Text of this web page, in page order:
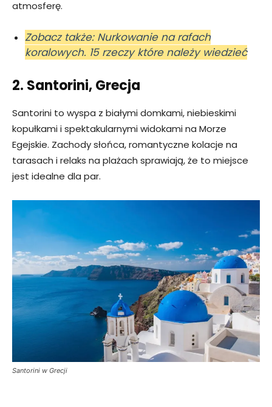
atmosferę.
Zobacz także: Nurkowanie na rafach
koralowych. 15 rzeczy które należy wiedzieć
2. Santorini, Grecja
Santorini to wyspa z białymi domkami, niebieskimi
kopułkami i spektakularnymi widokami na Morze
Egejskie. Zachody słońca, romantyczne kolacje na
tarasach i relaks na plażach sprawiają, że to miejsce
jest idealne dla par.
Santorini w Grecji